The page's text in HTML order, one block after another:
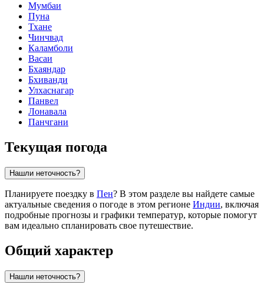
Мумбаи
Пуна
Тхане
Чинчвад
Каламболи
Васаи
Бхаяндар
Бхиванди
Улхаснагар
Панвел
Лонавала
Панчгани
Текущая погода
Нашли неточность?
Планируете поездку в Пен? В этом разделе вы найдете самые
актуальные сведения о погоде в этом регионе Индии, включая
подробные прогнозы и графики температур, которые помогут
вам идеально спланировать свое путешествие.
Общий характер
Нашли неточность?